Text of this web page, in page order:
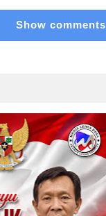
Show comments